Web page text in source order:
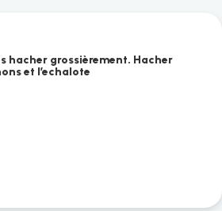
hacher grossièrement. Hacher
et l’echalote